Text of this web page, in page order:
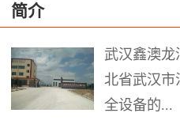
简介
武汉鑫澳龙
北省武汉市
全设备的...